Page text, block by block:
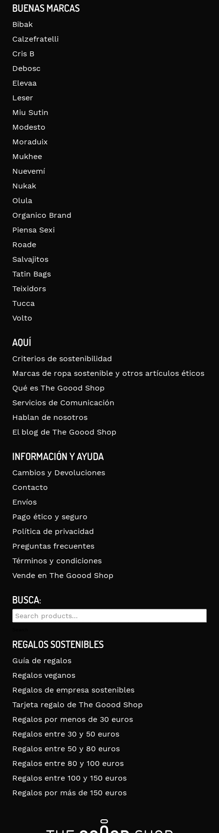
BUENAS MARCAS
Bibak
Calzefratelli
Cris B
Debosc
Elevaa
Leser
Miu Sutin
Modesto
Moraduix
Mukhee
Nuevemí
Nukak
Olula
Organico Brand
Piensa Sexi
Roade
Salvajitos
Tatin Bags
Teixidors
Tucca
Volto
AQUÍ
Criterios de sostenibilidad
Marcas de ropa sostenible y otros artículos éticos
Qué es The Goood Shop
Servicios de Comunicación
Hablan de nosotros
El blog de The Goood Shop
INFORMACIÓN Y AYUDA
Cambios y Devoluciones
Contacto
Envíos
Pago ético y seguro
Política de privacidad
Preguntas frecuentes
Términos y condiciones
Vende en The Goood Shop
BUSCA:
Search
REGALOS SOSTENIBLES
Guía de regalos
Regalos veganos
Regalos de empresa sostenibles
Tarjeta regalo de The Goood Shop
Regalos por menos de 30 euros
Regalos entre 30 y 50 euros
Regalos entre 50 y 80 euros
Regalos entre 80 y 100 euros
Regalos entre 100 y 150 euros
Regalos por más de 150 euros